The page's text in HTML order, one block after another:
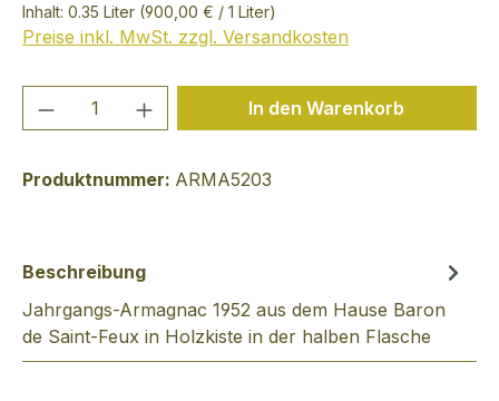
Inhalt: 0.35 Liter (900,00 € / 1 Liter)
Preise inkl. MwSt. zzgl. Versandkosten
Produkt Anzahl: Gib denIn den Warenkorb
Produktnummer: ARMA5203
Beschreibung
Jahrgangs-Armagnac 1952 aus dem Hause Baron
de Saint-Feux in Holzkiste in der halben Flasche